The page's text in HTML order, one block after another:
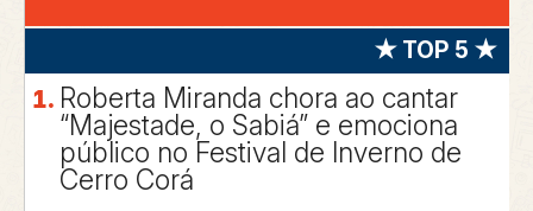
★ TOP 5 ★
Roberta Miranda chora ao cantar
“Majestade, o Sabiá” e emociona
público no Festival de Inverno de
Cerro Corá